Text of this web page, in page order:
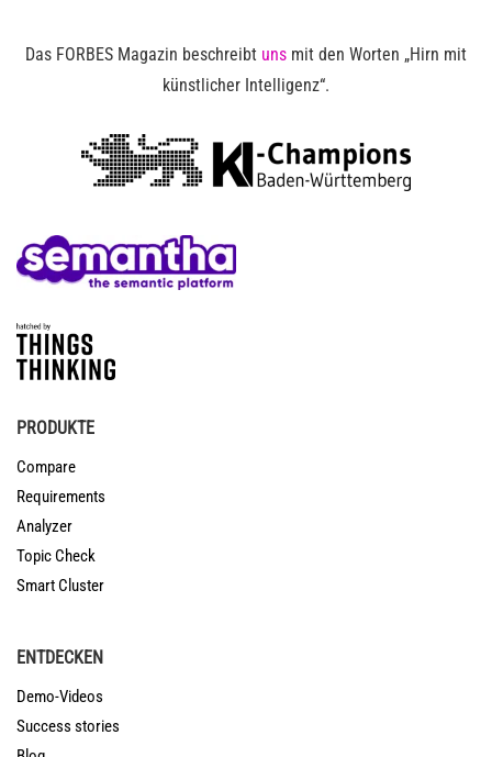
Das FORBES Magazin beschreibt uns mit den Worten „Hirn mit
künstlicher Intelligenz“.
PRODUKTE
Compare
Requirements
Analyzer
Topic Check
Smart Cluster
ENTDECKEN
Demo-Videos
Success stories